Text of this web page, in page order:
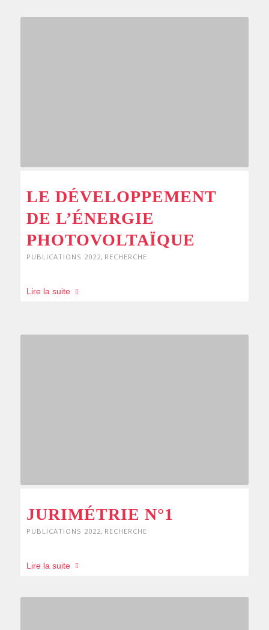
LE DÉVELOPPEMENT
DE L’ÉNERGIE
PHOTOVOLTAÏQUE
PUBLICATIONS 2022, RECHERCHE
Lire la suite
JURIMÉTRIE N°1
PUBLICATIONS 2022, RECHERCHE
Lire la suite